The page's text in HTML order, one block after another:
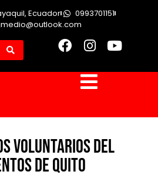
Ecuador
0993701151
voluntarios del
de Quito